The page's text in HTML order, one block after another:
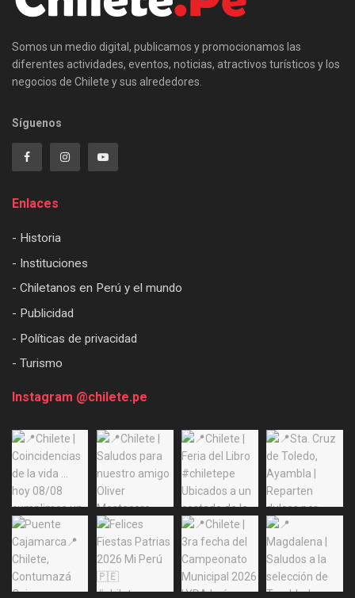
Somos un medio digital, publicamos y promocionamos las
diferentes actividades, eventos, noticias, atractivos turísticos y los
negocios de Chilete y sus alrededores.
Síguenos
Enlaces
- Historia
- Instituciones
- Chiletanos en Perú y el mundo
- Publicidad
- Políticas de privacidad
- Turismo
Instagram @chilete.pe